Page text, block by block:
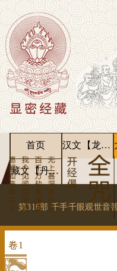
首页 汉文【龙藏】
藏文【丹珠尔】
第316部 千手千眼观世音
卷1